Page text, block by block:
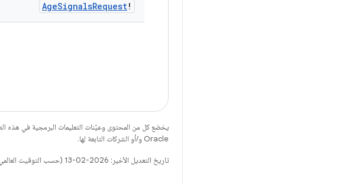
AgeSignalsRequest!
يخضع كل من المحتوى وعيّنات التعليمات البرمجية في هذه
Oracle و/أو الشركات التابعة لها.
تاريخ التعديل الأخير: 2026-02-13 (حسب التوقيت العالمي المتفَّق عليه)